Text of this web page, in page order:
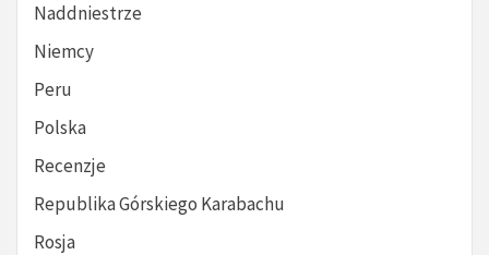
Naddniestrze
Niemcy
Peru
Polska
Recenzje
Republika Górskiego Karabachu
Rosja